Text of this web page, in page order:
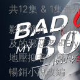
共12集 & 1集番
影集簡介： 當
及的邪惡老闆
地壓抑著情感？
暢銷小說改編，